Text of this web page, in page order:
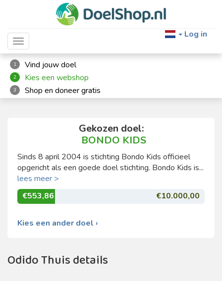
Toggle navigation
Log in
1 Vind jouw doel
2 Kies een webshop
3 Shop en doneer gratis
Gekozen doel:
BONDO KIDS
Sinds 8 april 2004 is stichting Bondo Kids officieel
opgericht als een goede doel stichting. Bondo Kids is...
lees meer >
€553,86
€10.000,00
Kies een ander doel ›
Odido Thuis details